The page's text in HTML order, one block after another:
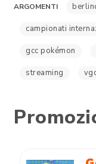
ARGOMENTI
campionati
gcc pokémon
streaming